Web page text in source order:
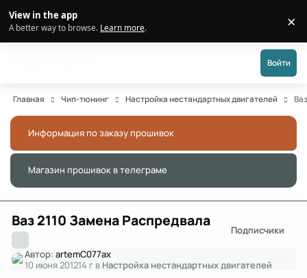
View in the app
A better way to browse. Learn more. ×
Войти
Главная Чип-тюнинг Настройка нестандартных двигателей
Информация по заказу прошивок
Магазин прошивок в телеграме
Ваз 2110 Замена Распредвала
Подписчики
Автор:artemC077ax
10 июня 201214 г в Настройка нестандартных двигателей